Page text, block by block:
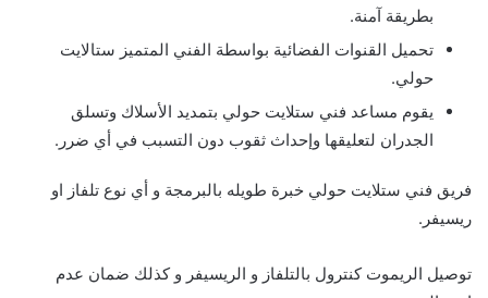
بطريقة آمنة.
تحميل القنوات الفضائية بواسطة الفني المتميز ستالايت
حولي.
يقوم مساعد فني ستلايت حولي بتمديد الأسلاك وتسلق
الجدران لتعليقها وإحداث ثقوب دون التسبب في أي ضرر.
فريق فني ستلايت حولي خبرة طويله بالبرمجة و أي نوع تلفاز او
ريسيفر.
توصيل الريموت كنترول بالتلفاز و الريسيفر و كذلك ضمان عدم